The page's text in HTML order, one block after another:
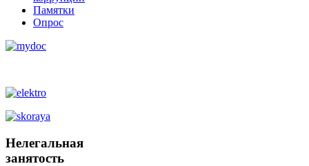
Памятки
Опрос
Нелегальная
занятость